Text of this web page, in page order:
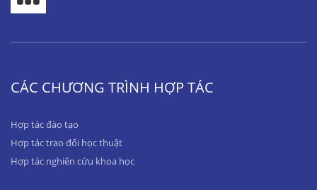
CÁC CHƯƠNG TRÌNH HỢP TÁC
Hợp tác đào tạo
Hợp tác trao đổi học thuật
Hợp tác nghiên cứu khoa học